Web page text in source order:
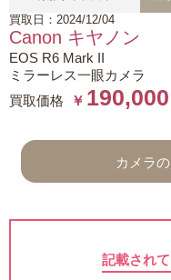
買取日：2024/12/04
Canon キヤノン
EOS R6 Mark II
ミラーレス一眼カメラ
買取価格
￥ 190,000
カメラ
記載され